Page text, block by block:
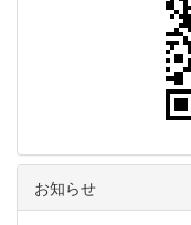
お知らせ